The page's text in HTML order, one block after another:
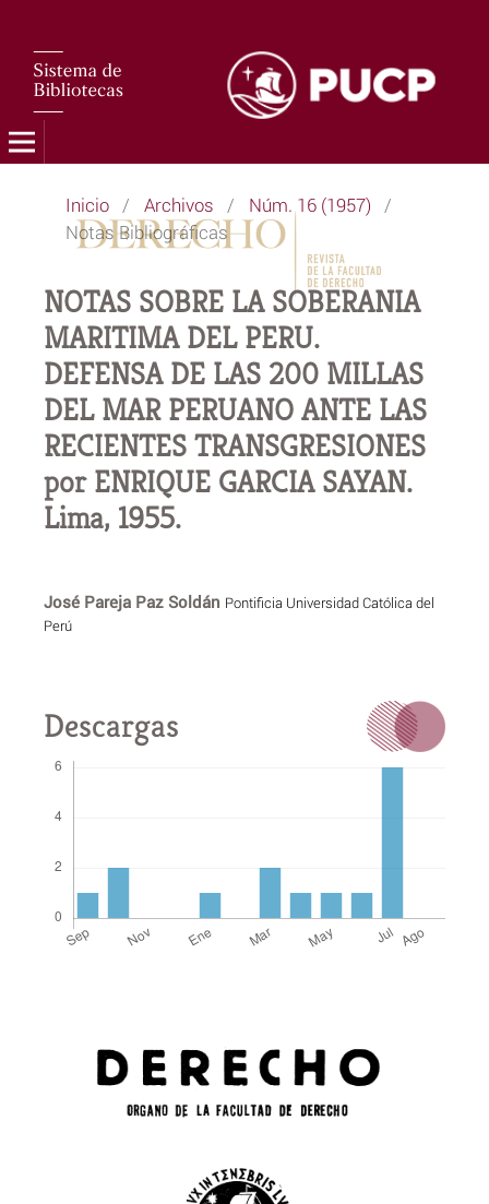
Inicio / Archivos / Núm. 16 (1957) /
Notas Bibliográficas
NOTAS SOBRE LA SOBERANIA
MARITIMA DEL PERU.
DEFENSA DE LAS 200 MILLAS
DEL MAR PERUANO ANTE LAS
RECIENTES TRANSGRESIONES
por ENRIQUE GARCIA SAYAN.
Lima, 1955.
José Pareja Paz Soldán Pontificia Universidad Católica del
Perú
Descargas